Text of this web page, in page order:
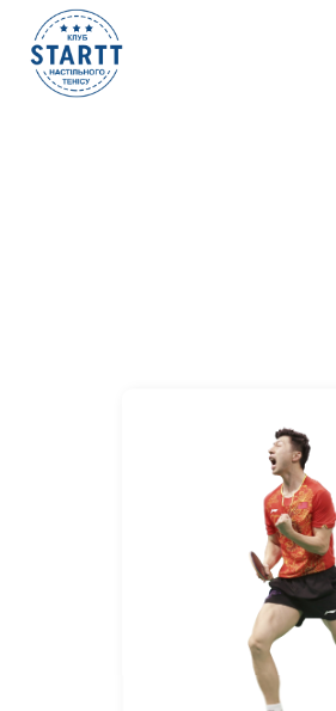
Турниры